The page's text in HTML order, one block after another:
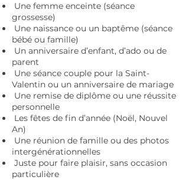
Une femme enceinte (séance
grossesse)
Une naissance ou un baptême (séance
bébé ou famille)
Un anniversaire d’enfant, d’ado ou de
parent
Une séance couple pour la Saint-
Valentin ou un anniversaire de mariage
Une remise de diplôme ou une réussite
personnelle
Les fêtes de fin d’année (Noël, Nouvel
An)
Une réunion de famille ou des photos
intergénérationnelles
Juste pour faire plaisir, sans occasion
particulière